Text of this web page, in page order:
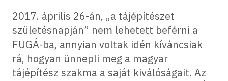
2017. április 26-án, „a tájépítészet
születésnapján” nem lehetett beférni a
FUGÁ-ba, annyian voltak idén kíváncsiak
rá, hogyan ünnepli meg a magyar
tájépítész szakma a saját kiválóságait. Az